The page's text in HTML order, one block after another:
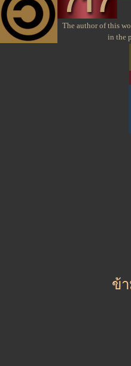
The author of this
in the
ข้